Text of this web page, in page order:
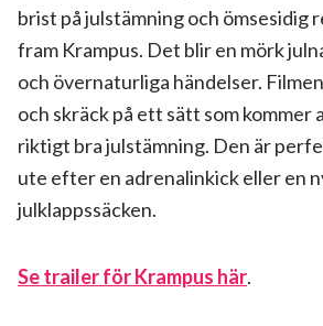
brist på julstämning och ömsesidig
fram Krampus. Det blir en mörk
och övernaturliga händelser.
och skräck på ett sätt som kommer
riktigt bra julstämning. Den är
ute efter en adrenalinkick eller en
julklappssäcken.
Se trailer för Krampus här.